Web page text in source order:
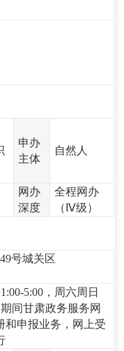
申办
主体
自然人
网办
深度
全程网办
（Ⅳ级）
号城关区
5:00，周六周日
间甘肃政务服务网
和申报业务，网上受